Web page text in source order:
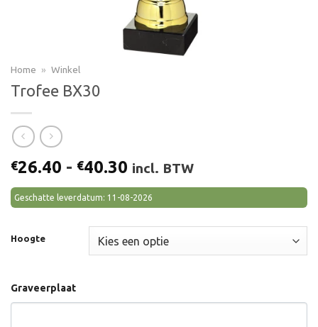
Home » Winkel
Trofee BX30
€26.40 - €40.30 Prijsklasse:
€26.40
tot
incl. BTW
Geschatte leverdatum: 11-08-2026
Hoogte
Graveerplaat